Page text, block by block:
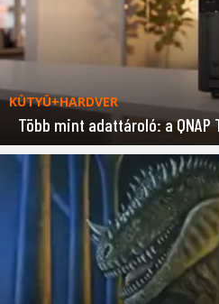
KÜTYÜ+HARDVER
Több mint adattároló: a QNAP